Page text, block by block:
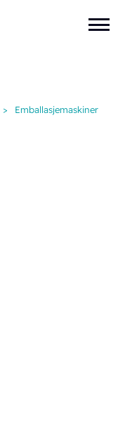
>
Emballasjemaskiner